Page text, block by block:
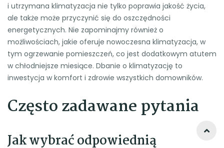
i utrzymana klimatyzacja nie tylko poprawia jakość życia,
ale także może przyczynić się do oszczędności
energetycznych. Nie zapominajmy również o
możliwościach, jakie oferuje nowoczesna klimatyzacja, w
tym ogrzewanie pomieszczeń, co jest dodatkowym atutem
w chłodniejsze miesiące. Dbanie o klimatyzację to
inwestycja w komfort i zdrowie wszystkich domowników.
Często zadawane pytania
Jak wybrać odpowiednią